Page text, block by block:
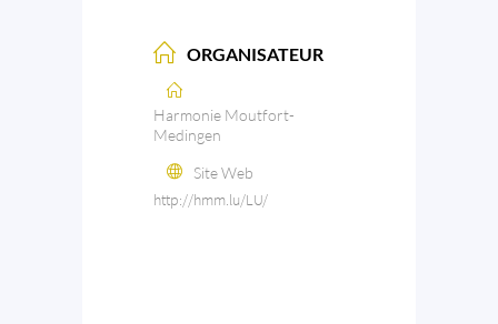
ORGANISATEUR
Harmonie Moutfort-
Medingen
Site Web
http://hmm.lu/LU/